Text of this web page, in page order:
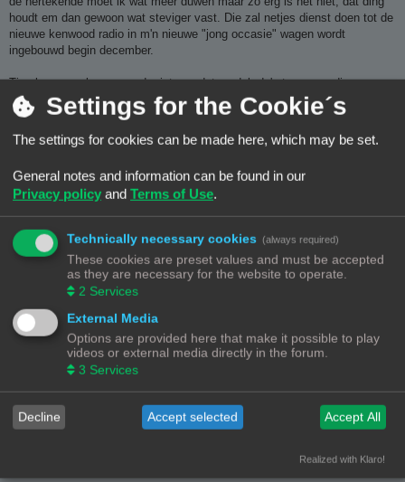
houdt em dan gewoon wat steviger vast. Die zal netjes dienst doen tot de
nieuwe kenwood radio in m'n nieuwe "jong occasie" wagen wordt
ingebouwd begin december.
Timelapse zoals gevraagd, niet van dat model, da's te eenvoudig en
amper de moeite om te zien.
Maar van m'n artistiek naakt print. 5u in 53sec
Settings for the Cookie´s
The settings for cookies can be made here, which may be set.
General notes and information can be found in our
Privacy policy and Terms of Use.
Technically necessary cookies (always required)
These cookies are preset values and must be accepted
as they are necessary for the website to operate.
2 Services
External Media
Options are provided here that make it possible to play
videos or external media directly in the forum.
3 Services
Decline Accept selected Accept All
Realized with Klaro!